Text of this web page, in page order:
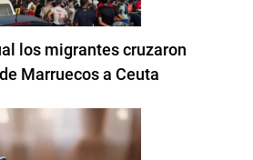
los migrantes cruzaron
Marruecos a Ceuta